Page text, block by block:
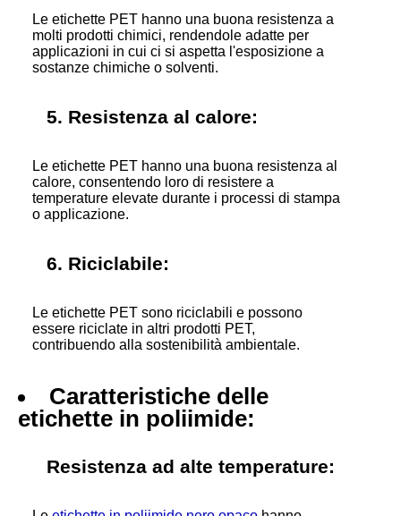
Le etichette PET hanno una buona resistenza a
molti prodotti chimici, rendendole adatte per
applicazioni in cui ci si aspetta l'esposizione a
sostanze chimiche o solventi.
5. Resistenza al calore:
Le etichette PET hanno una buona resistenza al
calore, consentendo loro di resistere a
temperature elevate durante i processi di stampa
o applicazione.
6. Riciclabile:
Le etichette PET sono riciclabili e possono
essere riciclate in altri prodotti PET,
contribuendo alla sostenibilità ambientale.
Caratteristiche delle
etichette in poliimide:
Resistenza ad alte temperature: